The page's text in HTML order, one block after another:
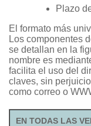
Plazo
El formato más
Los componentes
se detallan en la
nombre es
facilita el uso del
claves, sin
como correo o
EN TODAS LAS